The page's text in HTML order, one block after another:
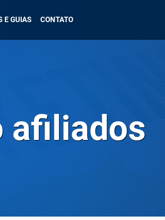
E GUIAS CONTATO
afiliados